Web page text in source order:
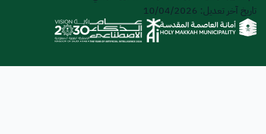
تاريخ آخر تعديل: 10/04/2026